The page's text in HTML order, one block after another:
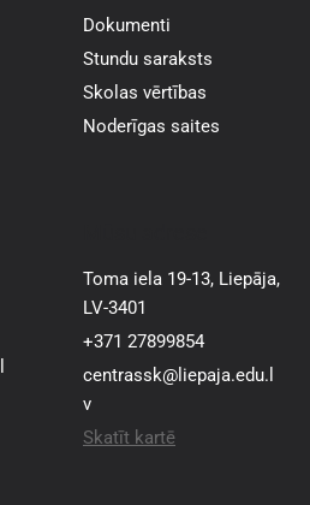
Dokumenti
Stundu saraksts
Skolas vērtības
Noderīgas saites
Toma iela 19-13, Liepāja,
LV-3401
+371 27899854
centrassk@liepaja.edu.l
v
Skatīt kartē